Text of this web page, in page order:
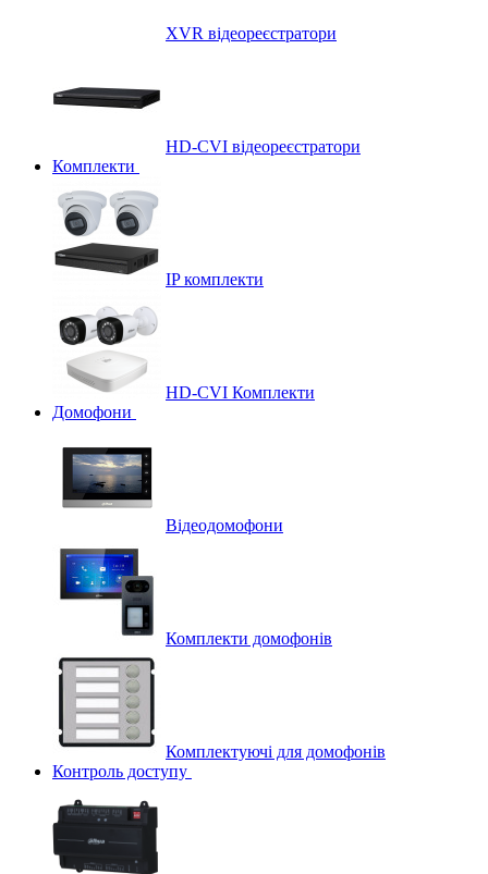
XVR відеореєстратори
HD-CVI відеореєстратори
Комплекти
IP комплекти
HD-CVI Комплекти
Домофони
Відеодомофони
Комплекти домофонів
Комплектуючі для домофонів
Контроль доступу